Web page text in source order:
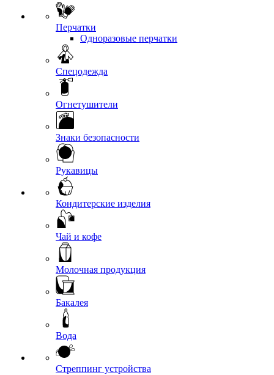
Перчатки
Одноразовые перчатки
Спецодежда
Огнетушители
Знаки безопасности
Рукавицы
Кондитерские изделия
Чай и кофе
Молочная продукция
Бакалея
Вода
Стреппинг устройства